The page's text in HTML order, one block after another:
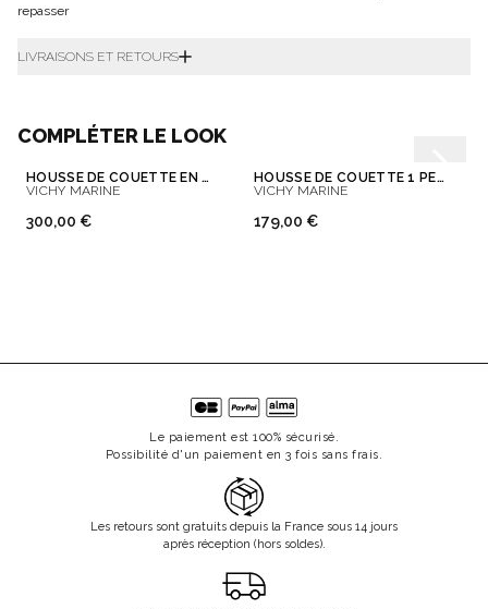
repasser
LIVRAISONS ET RETOURS
COMPLÉTER LE LOOK
HOUSSE DE COUETTE EN LIN LAVÉ
VICHY MARINE
300,00 €
HOUSSE DE COUETTE 1 PERSONNE EN LIN LAVÉ
VICHY MARINE
179,00 €
Le paiement est 100% sécurisé.
Possibilité d'un paiement en 3 fois sans frais.
Les retours sont gratuits depuis la France sous 14 jours
après réception (hors soldes).